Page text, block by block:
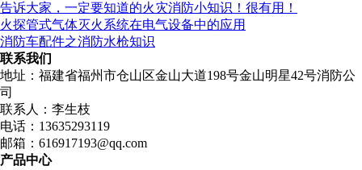
告诉大家，一定要知道的火灾消防小知识！很有用！
火探管式气体灭火系统在电气设备中的应用
消防车配件之消防水枪知识
联系我们
地址：福建省福州市仓山区金山大道198号金山明星42号消防公
司
联系人：李生枝
电话：13635293119
邮箱：616917193@qq.com
产品中心